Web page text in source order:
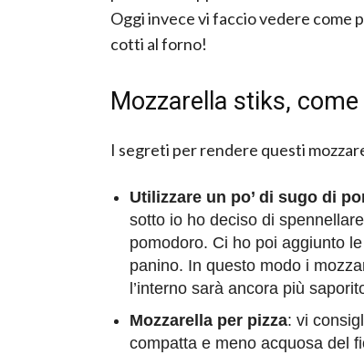
Oggi invece vi faccio vedere come
cotti al forno!
Mozzarella stiks,
I segreti per rendere questi
Utilizzare un po’ di sugo di
sotto io ho deciso di
pomodoro. Ci ho poi aggiunto
panino. In questo modo i
l’interno sarà ancora più
Mozzarella per pizza: vi
compatta e meno acquosa del